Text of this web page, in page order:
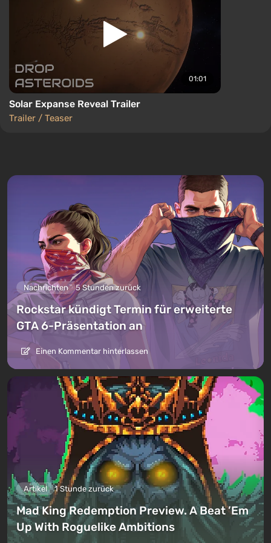
01:01
Solar Expanse Reveal Trailer
Trailer / Teaser
Nachrichten 5 Stunden zurück
Rockstar kündigt Termin für erweiterte
GTA 6-Präsentation an
Einen Kommentar hinterlassen
Artikel 1 Stunde zurück
Mad King Redemption Preview. A Beat ’Em
Up With Roguelike Ambitions